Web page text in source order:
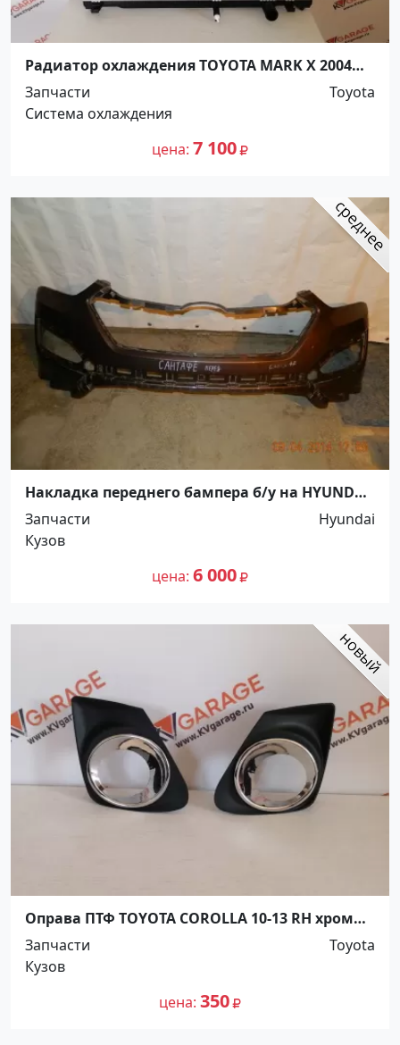
Радиатор охлаждения TOYOTA MARK X 2004
Краснодар
Запчасти
Toyota
Система охлаждения
цена 7 100
Накладка переднего бампера б/у на HYUNDAI
SANTA FE 3/Хундай Санта Фе 3 Краснодар
Запчасти
Hyundai
Кузов
цена 6 000
Оправа ПТФ TOYOTA COROLLA 10-13 RH хром
Краснодар
Запчасти
Toyota
Кузов
цена 350